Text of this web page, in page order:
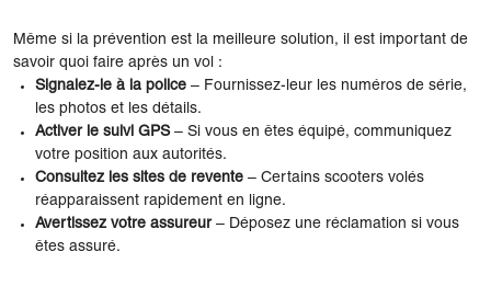
Même si la prévention est la meilleure solution, il est important de
savoir quoi faire après un vol :
Signalez-le à la police – Fournissez-leur les numéros de série,
les photos et les détails.
Activer le suivi GPS– Si vous en êtes équipé, communiquez
votre position aux autorités.
Consultez les sites de revente – Certains scooters volés
réapparaissent rapidement en ligne.
Avertissez votre assureur– Déposez une réclamation si vous
êtes assuré.